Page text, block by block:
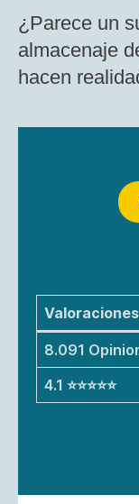
¿Parece un
almacenaje
hacen
8.091
4.1 ⭐⭐⭐⭐⭐